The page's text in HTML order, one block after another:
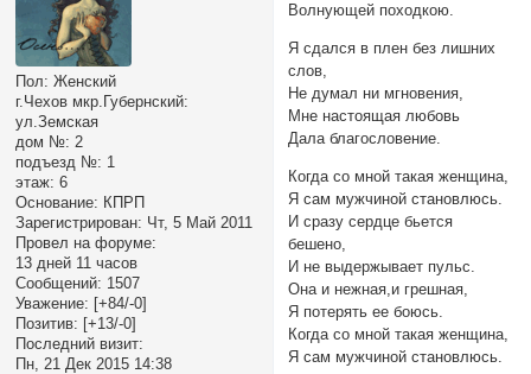
Пол: Женский
г.Чехов мкр.Губернский:
ул.Земская
дом №: 2
подъезд №: 1
этаж: 6
Основание: КПРП
Зарегистрирован: Чт, 5 Май 2011
Провел на форуме:
13 дней 11 часов
Сообщений: 1507
Уважение: [+84/-0]
Позитив: [+13/-0]
Последний визит:
Пн, 21 Дек 2015 14:38
Волнующей походкою.
Я сдался в плен без лишних
слов,
Не думал ни мгновения,
Мне настоящая любовь
Дала благословение.
Когда со мной такая женщина,
Я сам мужчиной становлюсь.
И сразу сердце бьется
бешено,
И не выдержывает пульс.
Она и нежная,и грешная,
Я потерять ее боюсь.
Когда со мной такая женщина,
Я сам мужчиной становлюсь.